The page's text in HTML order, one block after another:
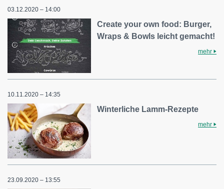
03.12.2020 – 14:00
Create your own food: Burger,
Wraps & Bowls leicht gemacht!
mehr
10.11.2020 – 14:35
Winterliche Lamm-Rezepte
mehr
23.09.2020 – 13:55